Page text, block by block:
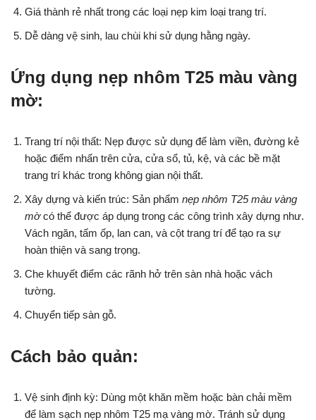
Giá thành rẻ nhất trong các loại nẹp kim loại trang trí.
Dễ dàng vệ sinh, lau chùi khi sử dụng hằng ngày.
Ứng dụng nẹp nhôm T25 màu vàng
mờ:
Trang trí nội thất: Nẹp được sử dụng để làm viền, đường kẻ
hoặc điểm nhấn trên cửa, cửa sổ, tủ, kệ, và các bề mặt
trang trí khác trong không gian nội thất.
Xây dựng và kiến trúc: Sản phẩm nẹp nhôm T25 màu vàng
mờcó thể được áp dụng trong các công trình xây dựng như.
Vách ngăn, tấm ốp, lan can, và cột trang trí để tạo ra sự
hoàn thiện và sang trọng.
Che khuyết điểm các rãnh hở trên sàn nhà hoặc vách
tường.
Chuyển tiếp sàn gỗ.
Cách bảo quản:
Vệ sinh định kỳ: Dùng một khăn mềm hoặc bàn chải mềm
để làm sạch nẹp nhôm T25 mạ vàng mờ. Tránh sử dụng